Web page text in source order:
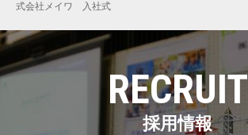
式会社メイワ 入社式
RECRUIT
採用情報